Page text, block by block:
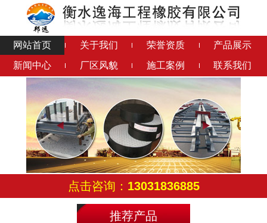
网站首页 关于我们 荣誉资质
产品展示
新闻中心
厂区风貌 施工案例 联系我们
点击咨询： 13031836885
推荐产品
铁路预埋件 橡胶抽拔管
橡胶套靴 SF梳齿板式伸缩缝